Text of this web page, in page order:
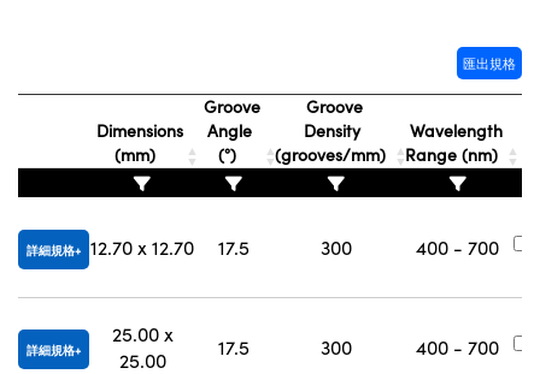
Components | SCHOTT 光學元件
(UFI)
匯出規格
Dimensions
(mm)
Groove
Angle
(°)
Groove
Density
(grooves/mm)
Wavelength
Range (nm)
詳細規格 12.70 x 12.70 17.5 300 400 - 700
詳細規格
25.00 x
25.00
17.5 300 400 - 700